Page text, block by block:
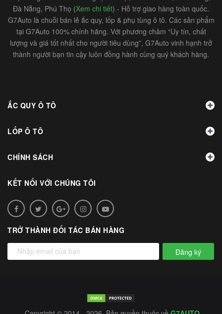
Đà Nẵng, Phú Thọ (Xem chi tiết) - Hỗ trợ giao hàng toàn quốc.
G7Auto là chuỗi bán lẻ ắc quy, lốp & phụ tùng ô tô. Các sản phẩm
tại G7Auto 100% chính hãng. Với phương châm “Uy tín, chất
lượng và giá tốt nhất cho người tiêu dùng”, G7Auto vinh hạnh trở
thành người bạn tin cậy luôn đồng hành cùng quý khách hàng.
ẮC QUY Ô TÔ
LỐP Ô TÔ
CHÍNH SÁCH
KẾT NỐI VỚI CHÚNG TÔI
TRỞ THÀNH ĐỐI TÁC BÁN HÀNG
Đăng ký